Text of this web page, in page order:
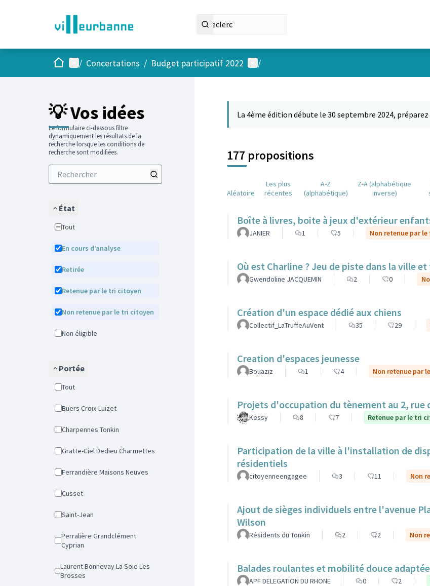
AccueilMenu principal
/ Concertations / Budget participatif 2022 Menu utilisateur
/
💡 Vos idées
Le formulaire ci-dessous filtre
dynamiquement les résultats de la
recherche lorsque les conditions de
recherche sont modifiées.
État
Tout
En cours d’analyse
Retirée
Retenue par le tri citoyen
Non retenue par le tri citoyen
Non éligible
Portée
Tout
Buers Croix-Luizet
Charpennes Tonkin
Gratte-Ciel Dedieu Charmettes
Ferrandière Maisons Neuves
Cusset
Saint-Jean
Perralière Grandclément
Cyprian
Laurent Bonnevay La Soie Les
Brosses
La 4ème édition débute le 30 septembre 2024, préparez
177 propositions
Aléatoire
Les plus
récentes
A-Z
(alphabétique)
Z-A (alphabétique
inverse)
Boîte à livres, boite à jeux d'extérieur
JANIER 1 5 Non retenue par
Où est Charline ? Jeu de piste dans la ville
Gwendoline JACQUEMIN 2 0
Création d'un espace dédié aux chiens
Collectif_LaTruffeAuVent 35 29
Creation d'espaces jeunesse
Bouaziz 1 4 Non retenue par
Projets d'occupation du tènement au 2, rue
Kessy 8 7 Retenue par le tri
Participation de la ville à l'installation de
résidentiels
citoyenneengagee 3 11 Non
Ajout de sièges individuels entre l'avenue
Wilson
Résidents du Tonkin 2 2 Non
Balades roulantes et mobilité douce adaptée
APF DELEGATION DU RHONE 0 2